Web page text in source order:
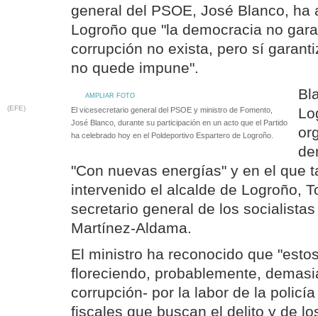
general del PSOE, José Blanco, ha
Logroño que "la democracia no
corrupción no exista, pero sí
no quede impune".
AMPLIAR FOTO
(EFE)
El vicesecretario general del PSOE y ministro de Fomento,
José Blanco, durante su participación en un acto que el Partido
ha celebrado hoy en el Poldeportivo Espartero de Logroño.
"Con nuevas energías" y en el que
intervenido el alcalde de Logroño,
secretario general de los
Martínez-Aldama.
El ministro ha reconocido que
floreciendo, probablemente,
corrupción- por la labor de la
fiscales que buscan el delito y de